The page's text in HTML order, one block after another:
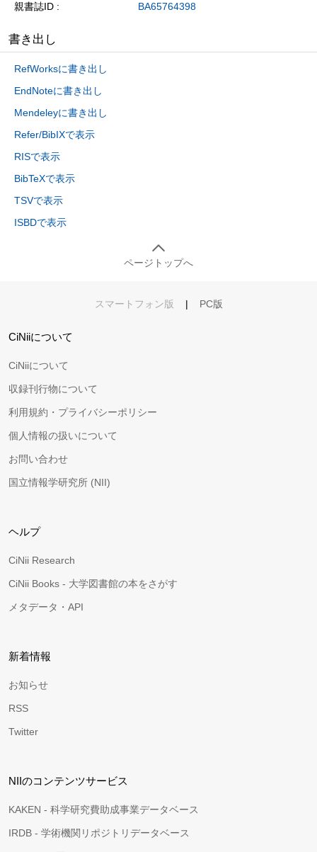
親書誌ID BA65764398
書き出し
RefWorksに書き出し
EndNoteに書き出し
Mendeleyに書き出し
Refer/BibIXで表示
RISで表示
BibTeXで表示
TSVで表示
ISBDで表示
ページトップへ
スマートフォン版 | PC版
CiNiiについて
CiNiiについて
収録刊行物について
利用規約・プライバシーポリシー
個人情報の扱いについて
お問い合わせ
国立情報学研究所 (NII)
ヘルプ
CiNii Research
CiNii Books - 大学図書館の本をさがす
メタデータ・API
新着情報
お知らせ
RSS
Twitter
NIIのコンテンツサービス
KAKEN - 科学研究費助成事業データベース
IRDB - 学術機関リポジトリデータベース